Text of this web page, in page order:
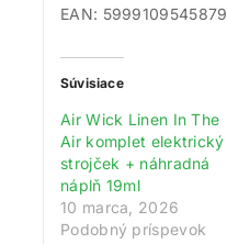
EAN: 5999109545879
Súvisiace
Air Wick Linen In The
Air komplet elektrický
strojček + náhradná
náplň 19ml
10 marca, 2026
Podobný príspevok